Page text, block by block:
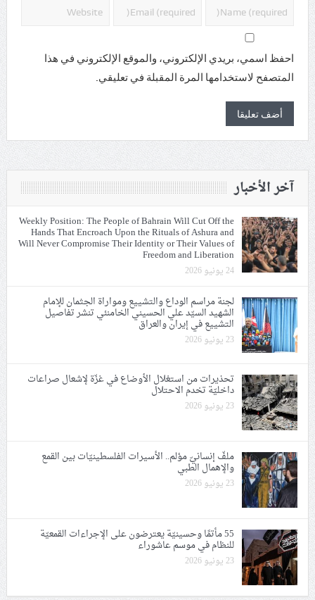
احفظ اسمي، بريدي الإلكتروني، والموقع الإلكتروني في هذا
المتصفح لاستخدامها المرة المقبلة في تعليقي.
آخر الأخبار
Weekly Position: The People of Bahrain Will Cut Off the
Hands That Encroach Upon the Rituals of Ashura and
Will Never Compromise Their Identity or Their Values of
Freedom and Liberation
24 يونيو 2026
لجنة مراسم الوداع والتشييع ومواراة الجثمان للإمام
الشهيد السيّد علي الحسيني الخامنئي تنشر تفاصيل
التشييع في إيران والعراق
23 يونيو 2026
تحذيرات من استغلال الأوضاع في غزّة لإشعال صراعات
داخليّة تخدم الاحتلال
23 يونيو 2026
ملفّ إنسانيّ مؤلم.. الأسيرات الفلسطينيّات بين القمع
والإهمال الطبي
23 يونيو 2026
55 مأتمًا وحسينيّة يعترضون على الإجراءات القمعيّة
للنظام في موسم عاشوراء
23 يونيو 2026